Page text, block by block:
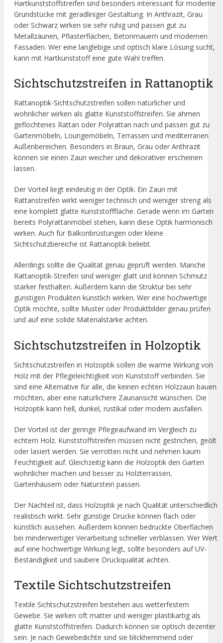
Hartkunststoffstreifen sind besonders interessant für moderne
Grundstücke mit geradliniger Gestaltung. In Anthrazit, Grau
oder Schwarz wirken sie sehr ruhig und passen gut zu
Metallzäunen, Pflasterflächen, Betonmauern und modernen
Fassaden. Wer eine langlebige und optisch klare Lösung sucht,
kann mit Hartkunststoff eine gute Wahl treffen.
Sichtschutzstreifen in Rattanoptik
Rattanoptik-Sichtschutzstreifen sollen natürlicher und
wohnlicher wirken als glatte Kunststoffstreifen. Sie ahmen
geflochtenes Rattan oder Polyrattan nach und passen gut zu
Gartenmöbeln, Loungemöbeln, Terrassen und mediterranen
Außenbereichen. Besonders in Braun, Grau oder Anthrazit
können sie einen Zaun weicher und dekorativer erscheinen
lassen.
Der Vorteil liegt eindeutig in der Optik. Ein Zaun mit
Rattanstreifen wirkt weniger technisch und weniger streng als
eine komplett glatte Kunststofffläche. Gerade wenn im Garten
bereits Polyrattanmöbel stehen, kann diese Optik harmonisch
wirken. Auch für Balkonbrüstungen oder kleine
Sichtschutzbereiche ist Rattanoptik beliebt.
Allerdings sollte die Qualität genau geprüft werden. Manche
Rattanoptik-Streifen sind weniger glatt und können Schmutz
stärker festhalten. Außerdem kann die Struktur bei sehr
günstigen Produkten künstlich wirken. Wer eine hochwertige
Optik möchte, sollte Muster oder Produktbilder genau prüfen
und auf eine solide Materialstärke achten.
Sichtschutzstreifen in Holzoptik
Sichtschutzstreifen in Holzoptik sollen die warme Wirkung von
Holz mit der Pflegeleichtigkeit von Kunststoff verbinden. Sie
sind eine Alternative für alle, die keinen echten Holzzaun bauen
möchten, aber eine natürlichere Zaunansicht wünschen. Die
Holzoptik kann hell, dunkel, rustikal oder modern ausfallen.
Der Vorteil ist der geringe Pflegeaufwand im Vergleich zu
echtem Holz. Kunststoffstreifen müssen nicht gestrichen, geölt
oder lasiert werden. Sie verrotten nicht und nehmen kaum
Feuchtigkeit auf. Gleichzeitig kann die Holzoptik den Garten
wohnlicher machen und besser zu Holzterrassen,
Gartenhäusern oder Naturstein passen.
Der Nachteil ist, dass Holzoptik je nach Qualität unterschiedlich
realistisch wirkt. Sehr günstige Drucke können flach oder
künstlich aussehen. Außerdem können bedruckte Oberflächen
bei minderwertiger Verarbeitung schneller verblassen. Wer Wert
auf eine hochwertige Wirkung legt, sollte besonders auf UV-
Beständigkeit und saubere Druckqualität achten.
Textile Sichtschutzstreifen
Textile Sichtschutzstreifen bestehen aus wetterfestem
Gewebe. Sie wirken oft matter und weniger plastikartig als
glatte Kunststoffstreifen. Dadurch können sie optisch dezenter
sein. Je nach Gewebedichte sind sie blickhemmend oder